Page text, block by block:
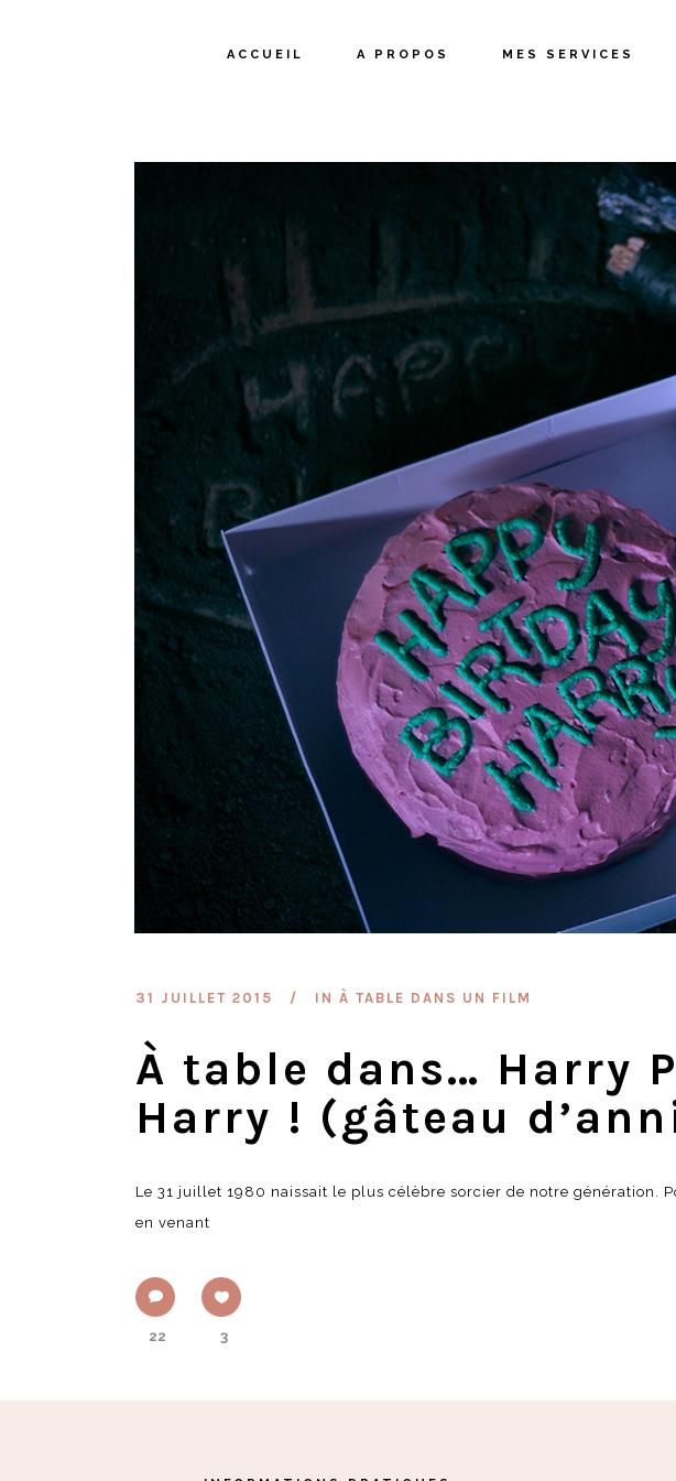
ACCUEIL A PROPOS MES SERVICES
31 JUILLET 2015 IN À TABLE DANS UN FILM
À table dans… Harry
Harry ! (gâteau
Le 31 juillet 1980 naissait le plus célèbre sorcier de notre génération.
en venant
22 3